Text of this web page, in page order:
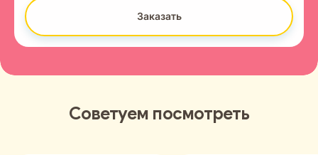
Заказать
Советуем посмотреть